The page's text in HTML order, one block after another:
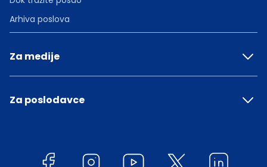
Arhiva poslova
Za medije
Za poslodavce